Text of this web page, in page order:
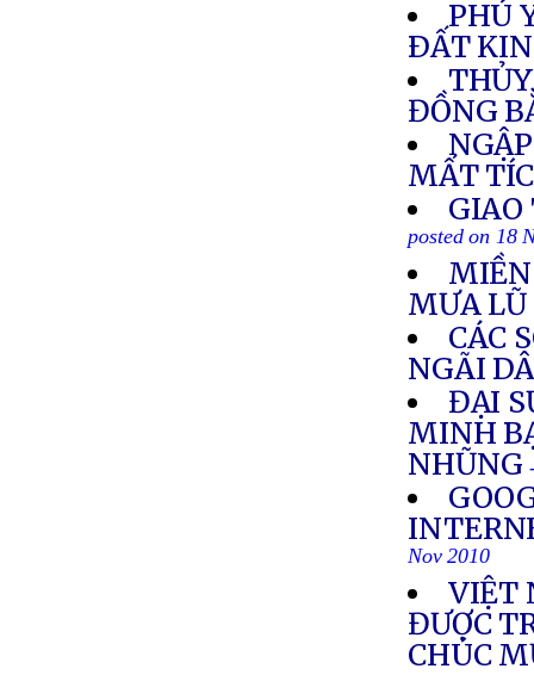
PHÚ
ÐẤT
ĐỒNG
MẤT
GIAO
posted on 18
MƯA LŨ
CÁC
NGÃI
ĐẠI
MINH
NHŨNG
Nov 2010
VIỆT
ĐƯỢC
CHÚC